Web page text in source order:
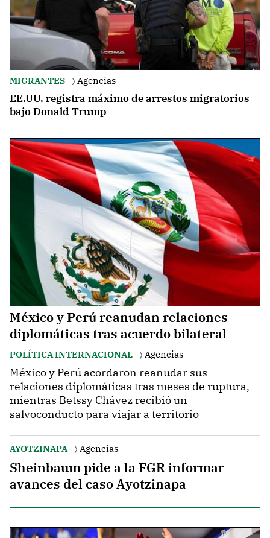
MIGRANTES Agencias
EE.UU. registra máximo de arrestos migratorios
bajo Donald Trump
México y Perú reanudan relaciones
diplomáticas tras acuerdo bilateral
POLÍTICA INTERNACIONAL Agencias
México y Perú acordaron reanudar sus
relaciones diplomáticas tras meses de ruptura,
mientras Betssy Chávez recibió un
salvoconducto para viajar a territorio
AYOTZINAPA Agencias
Sheinbaum pide a la FGR informar
avances del caso Ayotzinapa